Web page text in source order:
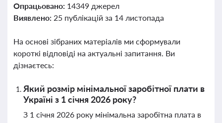
Опрацьовано: 14349 джерел
Виявлено: 25 публікацій за 14 листопада
На основі зібраних матеріалів ми сформували
короткі відповіді на актуальні запитання. Ви
дізнаєтесь:
Який розмір мінімальної заробітної плати в
Україні з 1 січня 2026 року?
З 1 січня 2026 року мінімальна заробітна плата в